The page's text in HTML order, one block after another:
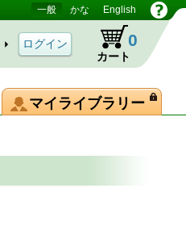
一般 かな English
カート
0
マイライブラリー